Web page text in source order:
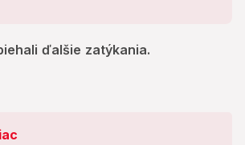
ďalšie zatýkania.